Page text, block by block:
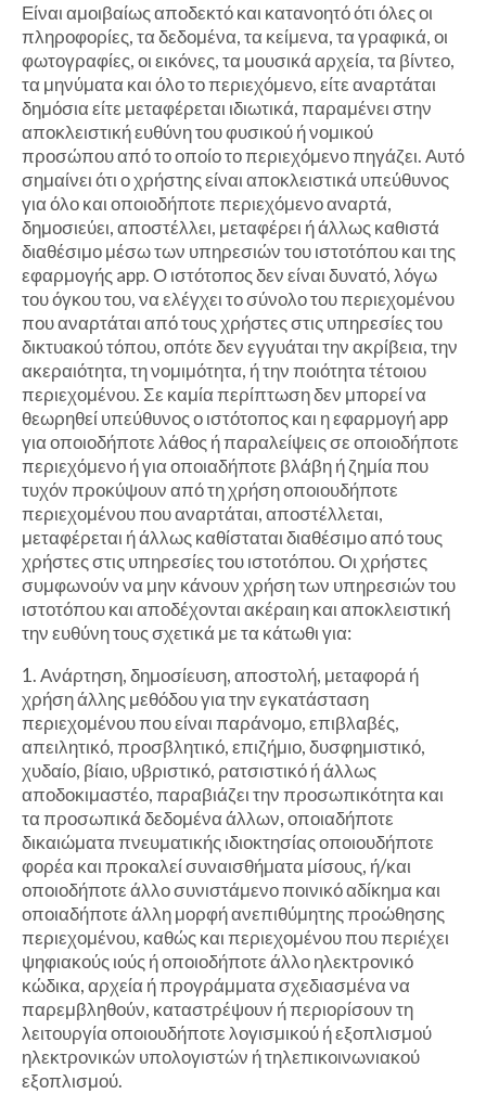
Είναι αμοιβαίως αποδεκτό και κατανοητό ότι όλες οι
πληροφορίες, τα δεδομένα, τα κείμενα, τα γραφικά, οι
φωτογραφίες, οι εικόνες, τα μουσικά αρχεία, τα βίντεο,
τα μηνύματα και όλο το περιεχόμενο, είτε αναρτάται
δημόσια είτε μεταφέρεται ιδιωτικά, παραμένει στην
αποκλειστική ευθύνη του φυσικού ή νομικού
προσώπου από το οποίο το περιεχόμενο πηγάζει. Αυτό
σημαίνει ότι ο χρήστης είναι αποκλειστικά υπεύθυνος
για όλο και οποιοδήποτε περιεχόμενο αναρτά,
δημοσιεύει, αποστέλλει, μεταφέρει ή άλλως καθιστά
διαθέσιμο μέσω των υπηρεσιών του ιστοτόπου και της
εφαρμογής app. Ο ιστότοπος δεν είναι δυνατό, λόγω
του όγκου του, να ελέγχει το σύνολο του περιεχομένου
που αναρτάται από τους χρήστες στις υπηρεσίες του
δικτυακού τόπου, οπότε δεν εγγυάται την ακρίβεια, την
ακεραιότητα, τη νομιμότητα, ή την ποιότητα τέτοιου
περιεχομένου. Σε καμία περίπτωση δεν μπορεί να
θεωρηθεί υπεύθυνος ο ιστότοπος και η εφαρμογή app
για οποιοδήποτε λάθος ή παραλείψεις σε οποιοδήποτε
περιεχόμενο ή για οποιαδήποτε βλάβη ή ζημία που
τυχόν προκύψουν από τη χρήση οποιουδήποτε
περιεχομένου που αναρτάται, αποστέλλεται,
μεταφέρεται ή άλλως καθίσταται διαθέσιμο από τους
χρήστες στις υπηρεσίες του ιστοτόπου. Οι χρήστες
συμφωνούν να μην κάνουν χρήση των υπηρεσιών του
ιστοτόπου και αποδέχονται ακέραιη και αποκλειστική
την ευθύνη τους σχετικά με τα κάτωθι για:
1. Ανάρτηση, δημοσίευση, αποστολή, μεταφορά ή
χρήση άλλης μεθόδου για την εγκατάσταση
περιεχομένου που είναι παράνομο, επιβλαβές,
απειλητικό, προσβλητικό, επιζήμιο, δυσφημιστικό,
χυδαίο, βίαιο, υβριστικό, ρατσιστικό ή άλλως
αποδοκιμαστέο, παραβιάζει την προσωπικότητα και
τα προσωπικά δεδομένα άλλων, οποιαδήποτε
δικαιώματα πνευματικής ιδιοκτησίας οποιουδήποτε
φορέα και προκαλεί συναισθήματα μίσους, ή/και
οποιοδήποτε άλλο συνιστάμενο ποινικό αδίκημα και
οποιαδήποτε άλλη μορφή ανεπιθύμητης προώθησης
περιεχομένου, καθώς και περιεχομένου που περιέχει
ψηφιακούς ιούς ή οποιοδήποτε άλλο ηλεκτρονικό
κώδικα, αρχεία ή προγράμματα σχεδιασμένα να
παρεμβληθούν, καταστρέψουν ή περιορίσουν τη
λειτουργία οποιουδήποτε λογισμικού ή εξοπλισμού
ηλεκτρονικών υπολογιστών ή τηλεπικοινωνιακού
εξοπλισμού.